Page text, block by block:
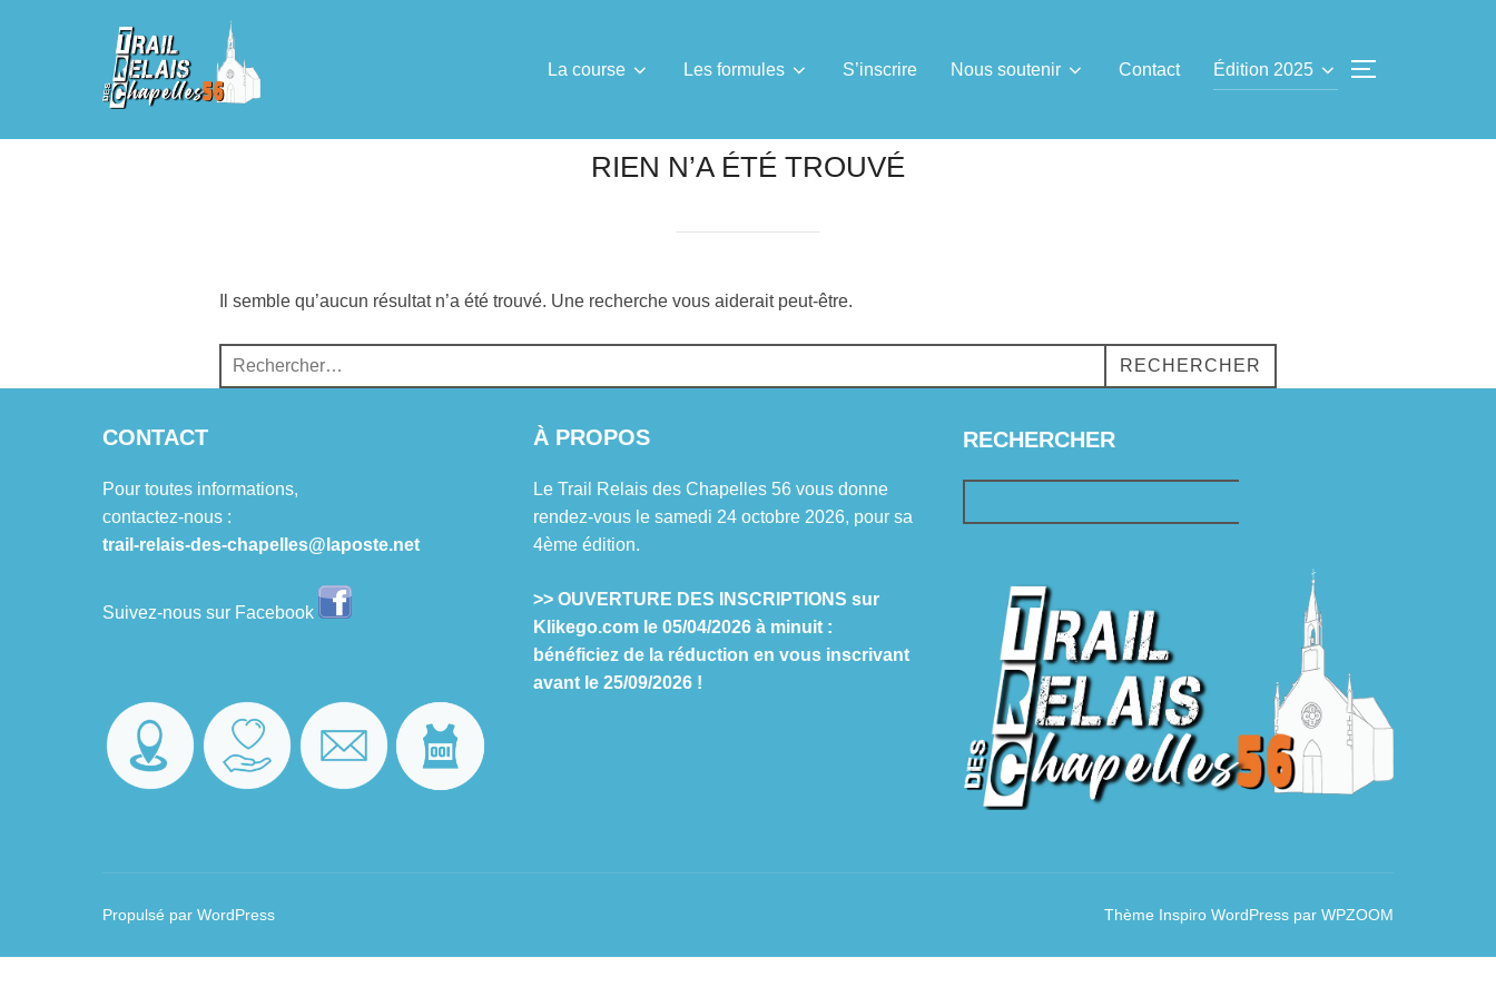
La course Les formules S’inscrire Nous soutenir Contact Édition 2025 PERMUTER
RIEN N’A ÉTÉ TROUVÉ
Il semble qu’aucun résultat n’a été trouvé. Une recherche vous aiderait peut-être.
Recherche
pour :
RECHERCHER
CONTACT
Pour toutes informations,
contactez-nous :
trail-relais-des-chapelles@laposte.net
Suivez-nous sur Facebook
À PROPOS
Le Trail Relais des Chapelles 56 vous donne
rendez-vous le samedi 24 octobre 2026, pour sa
4ème édition.
>> OUVERTURE DES INSCRIPTIONS sur
Klikego.com le 05/04/2026 à minuit :
bénéficiez de la réduction en vous inscrivant
avant le 25/09/2026 !
RECHERCHER
Propulsé par WordPress Thème Inspiro WordPress par WPZOOM